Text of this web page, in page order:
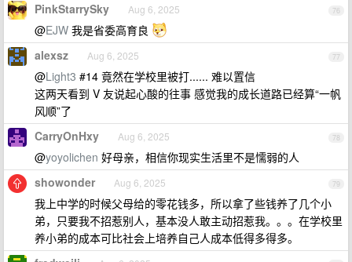
76
PinkStarrySky Aug 6, 2025
@EJW 我是省委高育良
77
alexsz Aug 6, 2025
@Light3 #14 竟然在学校里被打...... 难以置信
这两天看到 V 友说起心酸的往事 感觉我的成长道路已经算“一帆
风顺”了
78
CarryOnHxy Aug 6, 2025
@yoyolichen 好母亲，相信你现实生活里不是懦弱的人
79
showonder Aug 6, 2025
我上中学的时候父母给的零花钱多，所以拿了些钱养了几个小
弟，只要我不招惹别人，基本没人敢主动招惹我。。。在学校里
养小弟的成本可比社会上培养自己人成本低得多得多。